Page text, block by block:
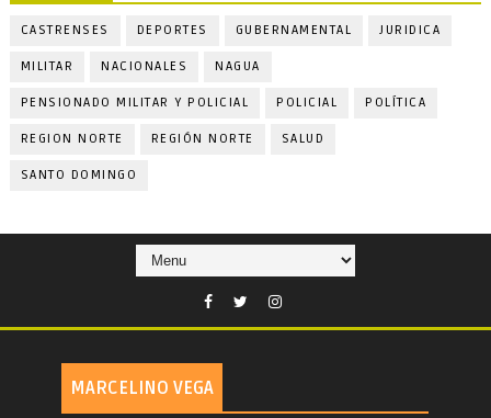
CASTRENSES DEPORTES GUBERNAMENTAL JURIDICA
MILITAR NACIONALES NAGUA
PENSIONADO MILITAR Y POLICIAL POLICIAL POLÍTICA
REGION NORTE REGIÓN NORTE SALUD
SANTO DOMINGO
MARCELINO VEGA